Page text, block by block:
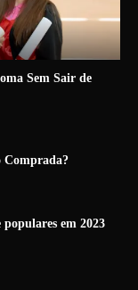
Sem Sair de
Comprada?
em 2023